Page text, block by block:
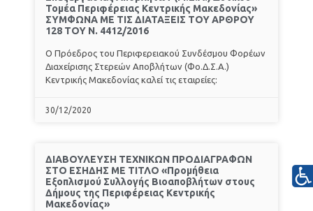
Τομέα Περιφέρειας Κεντρικής Μακεδονίας»
ΣΥΜΦΩΝΑ ΜΕ ΤΙΣ ΔΙΑΤΑΞΕΙΣ ΤΟΥ ΑΡΘΡΟΥ
128 ΤΟΥ Ν. 4412/2016
Ο Πρόεδρος του Περιφερειακού Συνδέσμου Φορέων
Διαχείρισης Στερεών Αποβλήτων (Φο.Δ.Σ.Α.)
Κεντρικής Μακεδονίας καλεί τις εταιρείες:
30/12/2020
ΔΙΑΒΟΥΛΕΥΣΗ ΤΕΧΝΙΚΩΝ ΠΡΟΔΙΑΓΡΑΦΩΝ
ΣΤΟ ΕΣΗΔΗΣ ΜΕ ΤΙΤΛΟ «Προμήθεια
Εξοπλισμού Συλλογής Βιοαποβλήτων στους
Δήμους της Περιφέρειας Κεντρικής
Μακεδονίας»